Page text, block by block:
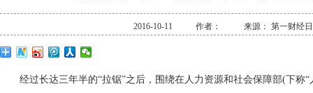
2016-10-11 作者： 来源： 第一财经
经过长达三年半的“拉锯”之后，围绕在人力资源和社会保障部(下称“